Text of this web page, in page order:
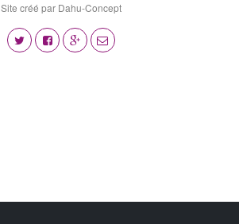
Site créé par Dahu-Concept